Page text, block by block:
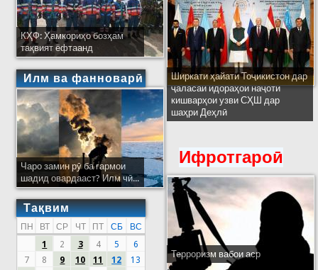
КҲФ: Ҳамкориҳо бозҳам
тақвият ёфтаанд
Илм ва фанноварӣ
Чаро замин рӯ ба гармои
шадид овардааст? Илм чӣ...
Тақвим
ПН ВТ СР ЧТ ПТ СБ
ВС
1
2 3 4 5
6
7
8 9 10 11 12
13
Ширкати ҳайати Тоҷикистон дар
ҷаласаи идораҳои наҷоти
кишварҳои узви СҲШ дар
шаҳри Деҳлӣ
Ифротгароӣ
Терроризм вабои аср